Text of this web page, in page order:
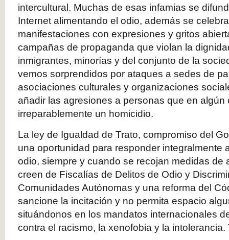
intercultural. Muchas de esas infamias se
Internet alimentando el odio, además se
manifestaciones con expresiones y gritos
campañas de propaganda que violan la
inmigrantes, minorías y del conjunto de la
vemos sorprendidos por ataques a sedes de
asociaciones culturales y organizaciones
añadir las agresiones a personas que en algún
irreparablemente un homicidio.
La ley de Igualdad de Trato, compromiso del
una oportunidad para responder integralmente
odio, siempre y cuando se recojan medidas de
creen de Fiscalías de Delitos de Odio y
Comunidades Autónomas y una reforma del
sancione la incitación y no permita espacio
situándonos en los mandatos internacionales
contra el racismo, la xenofobia y la